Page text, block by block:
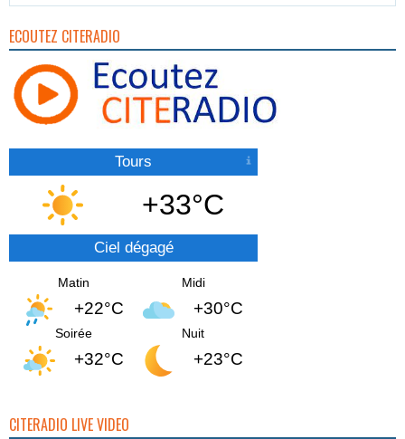
ECOUTEZ CITERADIO
Tours
+33°C
Ciel dégagé
Matin
+22°C
Midi
+30°C
Soirée
+32°C
Nuit
+23°C
CITERADIO LIVE VIDEO